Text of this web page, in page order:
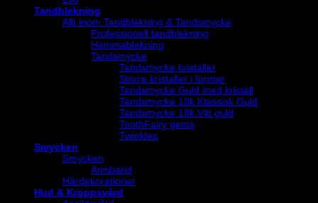
Tandblekning
Allt inom Tandblekning & Tandsmycke
Professionell tandblekning
Hemmablekning
Tandsmycke
Tandsmycke kristaller
Större kristaller i former
Tandsmycke Guld med kristall
Tandsmycke 18k Klassisk Guld
Tandsmycke 18k Vitt guld
ToothFairy gems
Twinkles
Smycken
Smycken
Armband
Hårdekorationer
Hud & Kroppsvård